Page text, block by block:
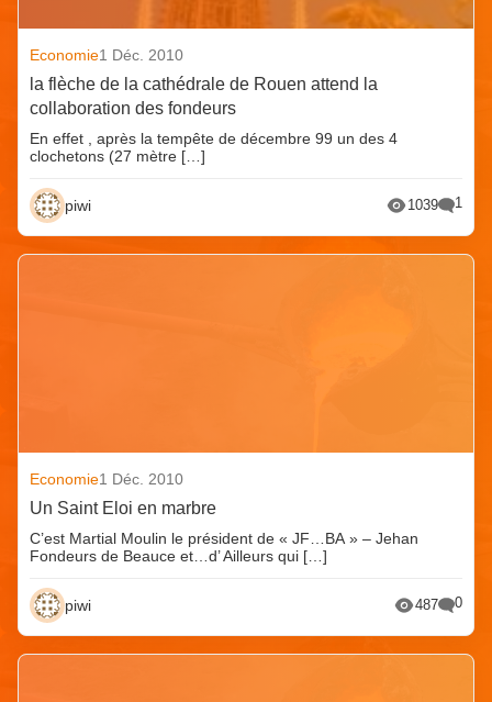
Economie1 Déc. 2010
la flèche de la cathédrale de Rouen attend la
collaboration des fondeurs
En effet , après la tempête de décembre 99 un des 4
clochetons (27 mètre […]
piwi 1039 1
Economie1 Déc. 2010
Un Saint Eloi en marbre
C’est Martial Moulin le président de « JF…BA » – Jehan
Fondeurs de Beauce et…d’ Ailleurs qui […]
piwi 487 0